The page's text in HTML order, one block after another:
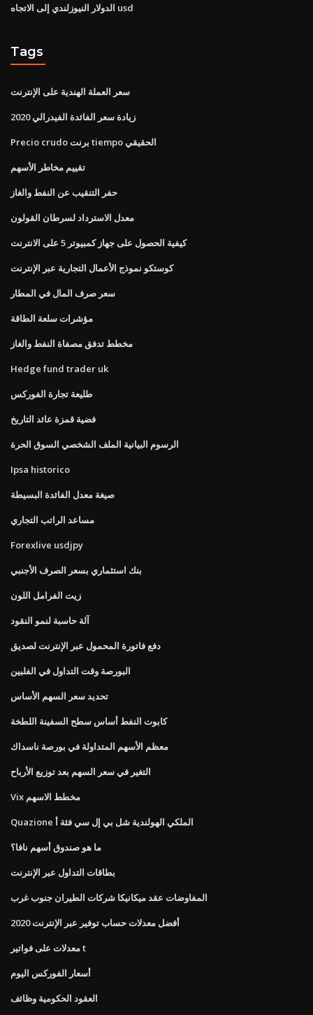
الدولار النيوزلندي إلى الاتجاه usd
Tags
سعر العملة الهندية على الإنترنت
زيادة سعر الفائدة الفيدرالي 2020
Precio crudo برنت tiempo الحقيقي
تقييم مخاطر الأسهم
حفر التنقيب عن النفط والغاز
معدل الاسترداد لسرطان القولون
كيفية الحصول على جهاز كمبيوتر 5 على الانترنت
كوستكو نموذج الأعمال التجارية عبر الإنترنت
سعر صرف المال في المطار
مؤشرات سلعة الطاقة
مخطط تدفق مصفاة النفط والغاز
Hedge fund trader uk
طليعة تجارة الفوركس
فضية قمزة عائد التاريخ
الرسوم البيانية الملف الشخصي السوق الحرة
Ipsa historico
صيغة معدل الفائدة البسيطة
مساعد الراتب التجاري
Forexlive usdjpy
بنك استثماري بسعر الصرف الأجنبي
زيت الفرامل اللون
آلة حاسبة لنمو النقود
دفع فاتورة المحمول عبر الإنترنت لصديق
البورصة وقت التداول في الفلبين
تحديد سعر السهم الأساس
كابوت النفط أساس سطح السفينة اللطخة
معظم الأسهم المتداولة في بورصة ناسداك
التغير في سعر السهم بعد توزيع الأرباح
Vix مخطط الاسهم
Quazione الملكي الهولندية شل بي إل سي فئة أ
ما هو صندوق أسهم نافا؟
بطاقات التداول عبر الإنترنت
المفاوضات عقد ميكانيكا شركات الطيران جنوب غرب
أفضل معدلات حساب توفير عبر الإنترنت 2020
معدلات على فواتير t
أسعار الفوركس اليوم
العقود الحكومية وظائف